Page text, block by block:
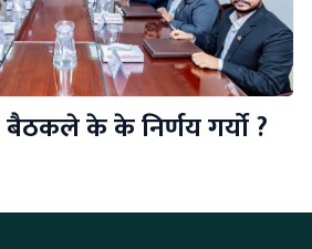
बैठकले के के निर्णय गर्यो ?